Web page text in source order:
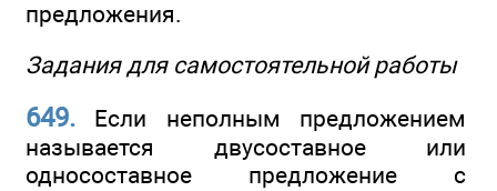
предложения.
Задания для самостоятельной работы
649. Если неполным предложением
называется двусоставное или
односоставное предложение с